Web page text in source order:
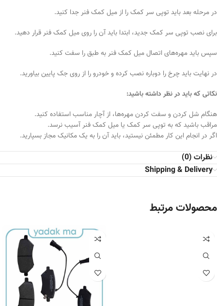
در مرحله بعد باید توپی سر کمک را از میل کمک فنر جدا کنید.
برای نصب توپی سر کمک جدید، ابتدا باید آن را روی میل کمک فنر قرار دهید.
سپس باید مهره‌های اتصال میل کمک فنر به طبق را سفت کنید.
در نهایت باید چرخ را دوباره نصب کرده و خودرو را از روی جک پایین بیاورید.
نکاتی که باید در نظر داشته باشید:
هنگام شل کردن و سفت کردن مهره‌ها، از آچار مناسب استفاده کنید.
مراقب باشید که به توپی سر کمک یا میل کمک فنر آسیب نرسد.
اگر در انجام این کار مطمئن نیستید، باید آن را به یک مکانیک مجاز بسپارید.
نظرات (0)
Shipping & Delivery
محصولات مرتبط